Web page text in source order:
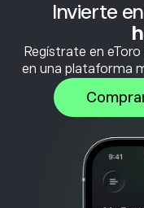
Invierte
Regístrate en
en una plataforma